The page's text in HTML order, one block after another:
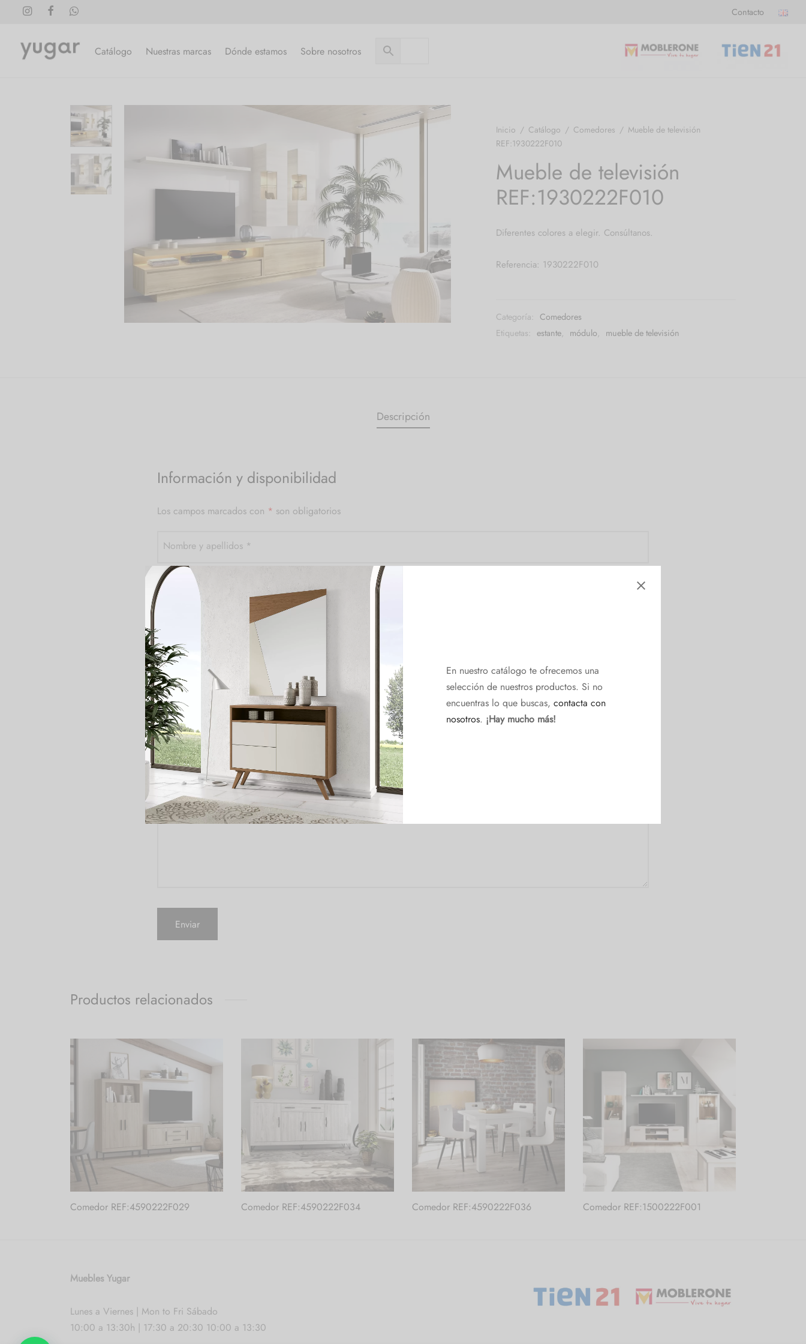
En nuestro catálogo te ofrecemos una
selección de nuestros productos. Si no
encuentras lo que buscas, contacta con
nosotros. ¡Hay mucho más!
Contacto
Catálogo Nuestras marcas Dónde estamos Sobre nosotros
Inicio / Catálogo / Comedores / Mueble de televisión
REF:1930222F010
Mueble de televisión
REF:1930222F010
Diferentes colores a elegir. Consúltanos.
Referencia: 1930222F010
Categoría: Comedores
Etiquetas: estante, módulo, mueble de televisión
Descripción
Información y disponibilidad
Los campos marcados con * son obligatorios
Nombre y apellidos *
Correo electrónico
Teléfono
Código postal*
Referencia del producto
Consulta*
Productos relacionados
Comedor REF:4590222F029 Comedor REF:4590222F034 Comedor REF:4590222F036 Comedor REF:1500222F001
Muebles Yugar
Lunes a Viernes | Mon to Fri Sábado
10:00 a 13:30h | 17:30 a 20:30 10:00 a 13:30